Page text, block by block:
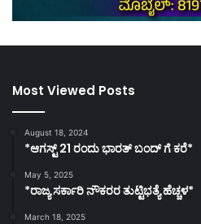
Most Viewed Posts
August 18, 2024
*ಆಗಸ್ಟ್ 21 ರಂದು ಭಾರತ್‌ ಬಂದ್‌ ಗೆ ಕರೆ*
May 5, 2025
*ರಾಜ್ಯ ಸರ್ಕಾರಿ ನೌಕರರ ತುಟ್ಟಿಭತ್ಯೆ ಹೆಚ್ಚಳ*
March 18, 2025